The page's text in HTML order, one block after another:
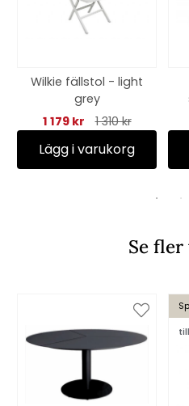
Wilkie fällstol - light
grey
1 179 kr
1 310 kr
Lägg i varukorg
Se